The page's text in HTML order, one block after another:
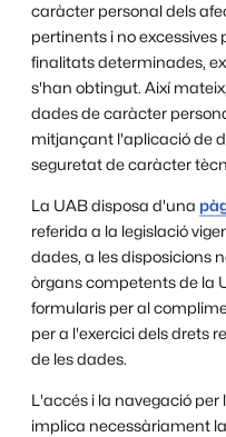
caràcter personal dels
pertinents i no
finalitats determinades,
s'han obtingut. Així
dades de caràcter
mitjançant l'aplicació de
seguretat de caràcter
La UAB disposa d'una
referida a la legislació
dades, a les disposicions
òrgans competents de la
formularis per al
per a l'exercici dels drets
de les dades.
L'accés i la navegació per
implica necessàriament